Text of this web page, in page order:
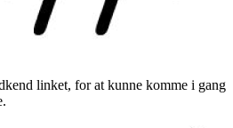
linket, for at kunne komme i gang